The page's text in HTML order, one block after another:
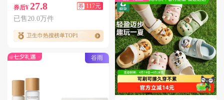
券后¥ 27.8 券 117元
已售20.0万件
卫生巾热搜榜单TOP1
谷雨